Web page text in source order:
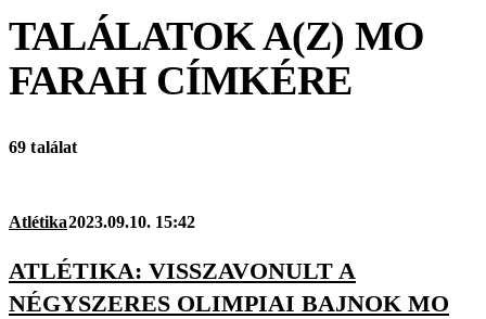
TALÁLATOK A(Z) MO
FARAH CÍMKÉRE
69 találat
Atlétika2023.09.10. 15:42
ATLÉTIKA: VISSZAVONULT A
NÉGYSZERES OLIMPIAI BAJNOK MO